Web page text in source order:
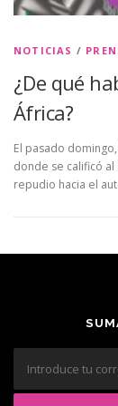
NOTICIAS /
¿De qué
África?
El pasado
donde se calificó al
repudio hacia el